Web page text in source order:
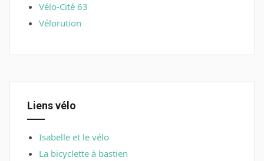
Vélo-Cité 63
Vélorution
Liens vélo
Isabelle et le vélo
La bicyclette à bastien